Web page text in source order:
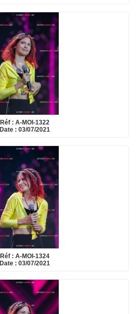
Réf : A-MOI-1322
Date : 03/07/2021
Réf : A-MOI-1324
Date : 03/07/2021